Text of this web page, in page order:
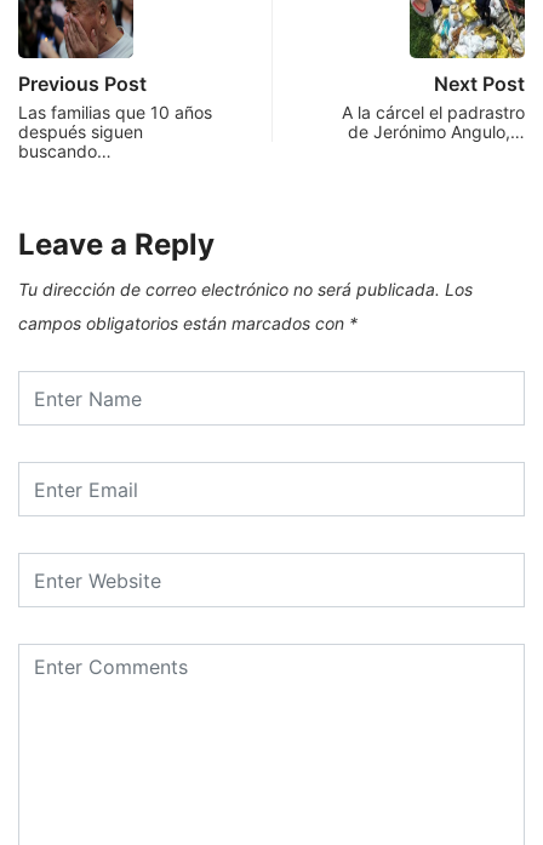
Previous Post
Las familias que 10 años
después siguen
buscando…
Next Post
A la cárcel el padrastro
de Jerónimo Angulo,…
Leave a Reply
Tu dirección de correo electrónico no será publicada. Los
campos obligatorios están marcados con *